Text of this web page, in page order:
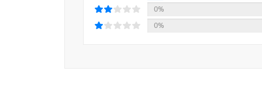
토로하지 않는다. 끝날 때까지 멈추지 않았던 지
한 번 이렇게 같은 곳을 두 번 갔다. 조금 더 차분
0%
0%